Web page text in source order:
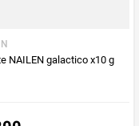
NAILEN galactico x10 g